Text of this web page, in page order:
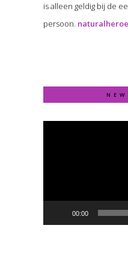
is alleen geldig bij de
persoon.
Video
00:00